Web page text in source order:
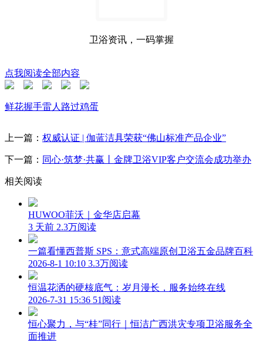
卫浴资讯，一码掌握
点我阅读全部内容
鲜花握手雷人 路过鸡蛋
上一篇： 权威认证 | 伽蓝洁具荣获“佛山标准产品企业”
下一篇： 同心·筑梦·共赢丨金牌卫浴VIP客户交流会成功举办
相关阅读
HUWOO菲沃｜金华店启幕
3 天前 2.3万阅读
一篇看懂西普斯 SPS：意式高端原创卫浴五金品牌百科
2026-8-1 10:10 3.3万阅读
恒温花洒的硬核底气：岁月漫长，服务始终在线
2026-7-31 15:36 51阅读
恒心聚力，与“桂”同行｜恒洁广西洪灾专项卫浴服务全
面推进